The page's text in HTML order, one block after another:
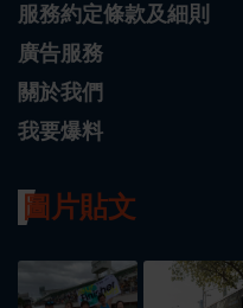
服務約定條款及細則
廣告服務
關於我們
我要爆料
圖片貼文